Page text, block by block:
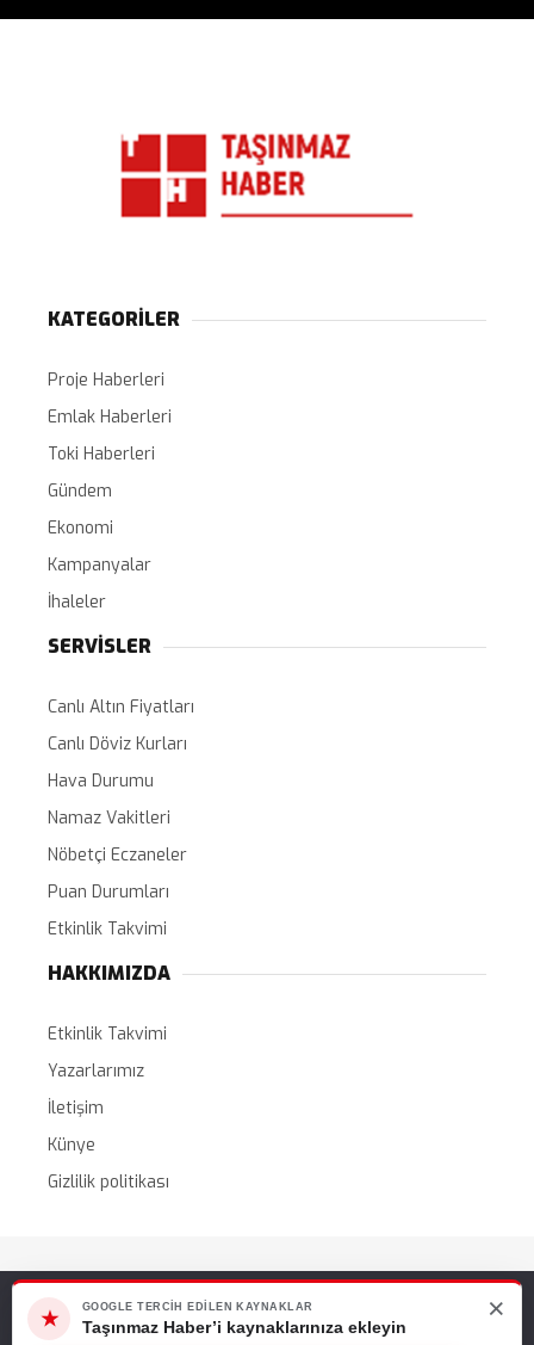
KATEGORİLER
Proje Haberleri
Emlak Haberleri
Toki Haberleri
Gündem
Ekonomi
Kampanyalar
İhaleler
SERVİSLER
Canlı Altın Fiyatları
Canlı Döviz Kurları
Hava Durumu
Namaz Vakitleri
Nöbetçi Eczaneler
Puan Durumları
Etkinlik Takvimi
HAKKIMIZDA
Etkinlik Takvimi
Yazarlarımız
İletişim
Künye
Gizlilik politikası
Tüm Hakları Saklıdır. |WordPress Haber Teması
Web sitemizde size en iyi deneyimi sunabilmemiz için çerezleri
kullanıyoruz. Bu siteyi kullanmaya devam ederseniz, bunu kabul
★
GOOGLE TERCIH EDILEN KAYNAKLAR
Taşınmaz Haber’i kaynaklarınıza ekleyin
×